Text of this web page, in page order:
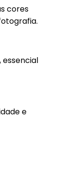
cores
essencial
e